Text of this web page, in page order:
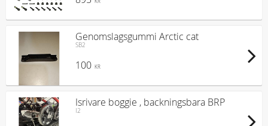
KR
Genomslagsgummi Arctic cat
SB2
100 KR
Isrivare boggie , backningsbara BRP
I2